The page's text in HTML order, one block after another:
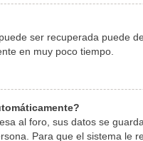
ser recuperada puede
en muy poco tiempo.
al foro, sus datos se
Para que el sistema le